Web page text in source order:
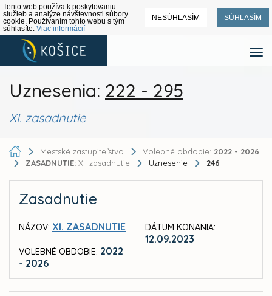
Tento web používa k poskytovaniu
služieb a analýze návštevnosti súbory
cookie. Používaním tohto webu s tým
súhlasíte. Viac informácií
NESÚHLASÍM SÚHLASÍM
Uznesenia: 222 - 295
XI. zasadnutie
Mestské zastupiteľstvo Volebné obdobie: 2022 - 2026
ZASADNUTIE: XI. zasadnutie Uznesenie 246
Zasadnutie
NÁZOV: XI. ZASADNUTIE
VOLEBNÉ OBDOBIE: 2022
- 2026
DÁTUM KONANIA:
12.09.2023